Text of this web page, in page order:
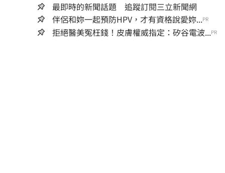
最即時的新聞話題 追蹤訂閱三立新聞網
伴侶和妳一起預防HPV，才有資格說愛妳...PR
拒絕醫美冤枉錢！皮膚權威指定：矽谷電波...PR